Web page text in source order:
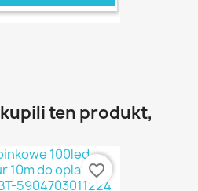
ten produkt,
favorite_border